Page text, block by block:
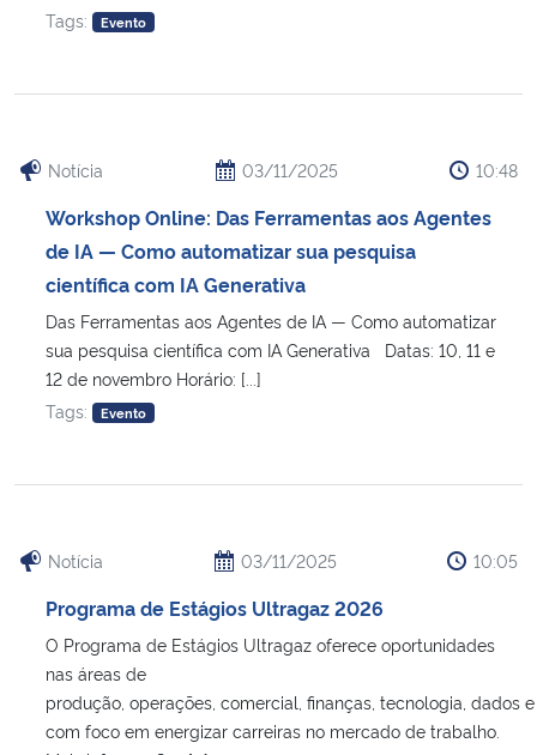
Tags:
Evento
Notícia 03/11/2025 10:48
Workshop Online: Das Ferramentas aos Agentes
de IA — Como automatizar sua pesquisa
científica com IA Generativa
Das Ferramentas aos Agentes de IA — Como automatizar
sua pesquisa científica com IA Generativa Datas: 10, 11 e
12 de novembro Horário: [...]
Tags:
Evento
Notícia 03/11/2025 10:05
Programa de Estágios Ultragaz 2026
O Programa de Estágios Ultragaz oferece oportunidades
nas áreas de
produção, operações, comercial, finanças, tecnologia, dados
com foco em energizar carreiras no mercado de trabalho.